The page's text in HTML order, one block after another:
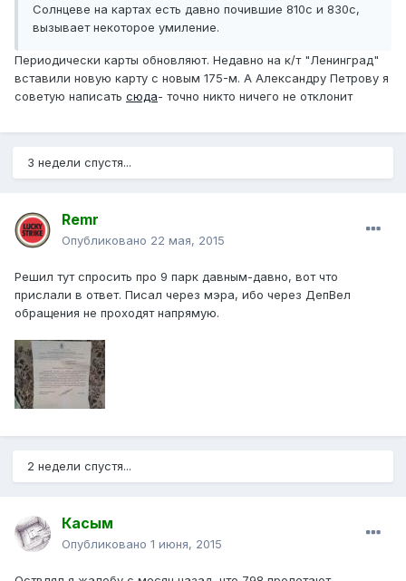
Солнцеве на картах есть давно почившие 810с и 830с,
вызывает некоторое умиление.
Периодически карты обновляют. Недавно на к/т "Ленинград"
вставили новую карту с новым 175-м. А Александру Петрову я
советую написать сюда- точно никто ничего не отклонит
3 недели спустя...
Remr
Опубликовано 22 мая, 2015
Решил тут спросить про 9 парк давным-давно, вот что
прислали в ответ. Писал через мэра, ибо через ДепВел
обращения не проходят напрямую.
2 недели спустя...
Касым
Опубликовано 1 июня, 2015